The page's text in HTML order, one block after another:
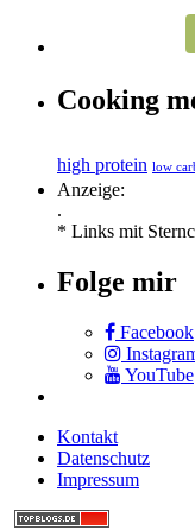
Cooking
high protein low
Anzeige:
.
* Links mit
Folge mir
Facebook
YouTube
Kontakt
Datenschutz
Impressum